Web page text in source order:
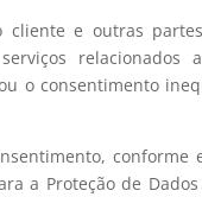
e outras
relacionados ao
o consentimento
conforme
a Proteção de Dados